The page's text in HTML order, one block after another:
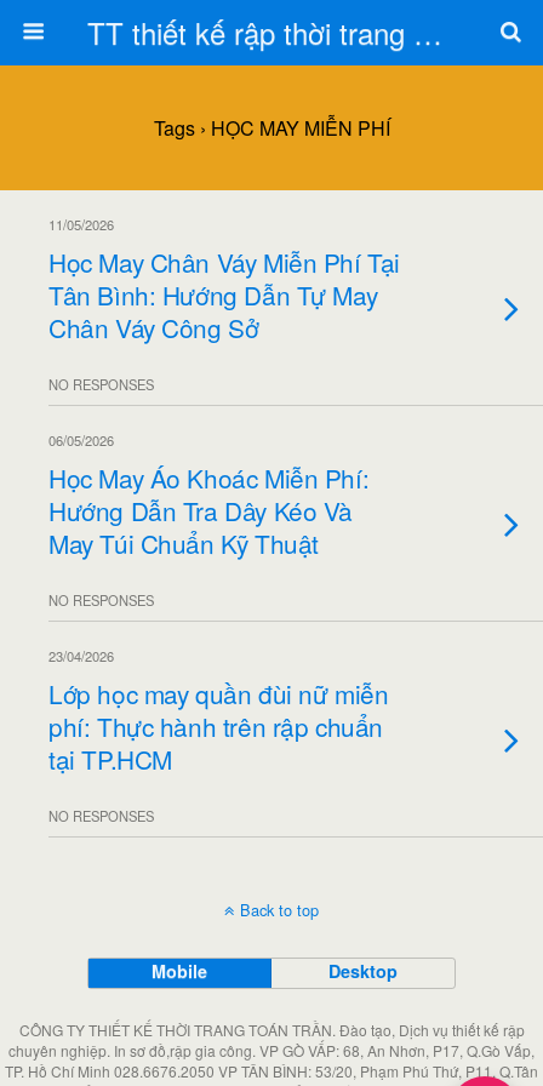
TT thiết kế rập thời trang Toán Trần
Tags › HỌC MAY MIỄN PHÍ
11/05/2026
Học May Chân Váy Miễn Phí Tại
Tân Bình: Hướng Dẫn Tự May
Chân Váy Công Sở
NO RESPONSES
06/05/2026
Học May Áo Khoác Miễn Phí:
Hướng Dẫn Tra Dây Kéo Và
May Túi Chuẩn Kỹ Thuật
NO RESPONSES
23/04/2026
Lớp học may quần đùi nữ miễn
phí: Thực hành trên rập chuẩn
tại TP.HCM
NO RESPONSES
Back to top
Mobile Desktop
CÔNG TY THIẾT KẾ THỜI TRANG TOÁN TRẦN. Đào tạo, Dịch vụ thiết kế rập
chuyên nghiệp. In sơ đồ,rập gia công. VP GÒ VẤP: 68, An Nhơn, P17, Q.Gò Vấp,
TP. Hồ Chí Minh 028.6676.2050 VP TÂN BÌNH: 53/20, Phạm Phú Thứ, P11, Q.Tân